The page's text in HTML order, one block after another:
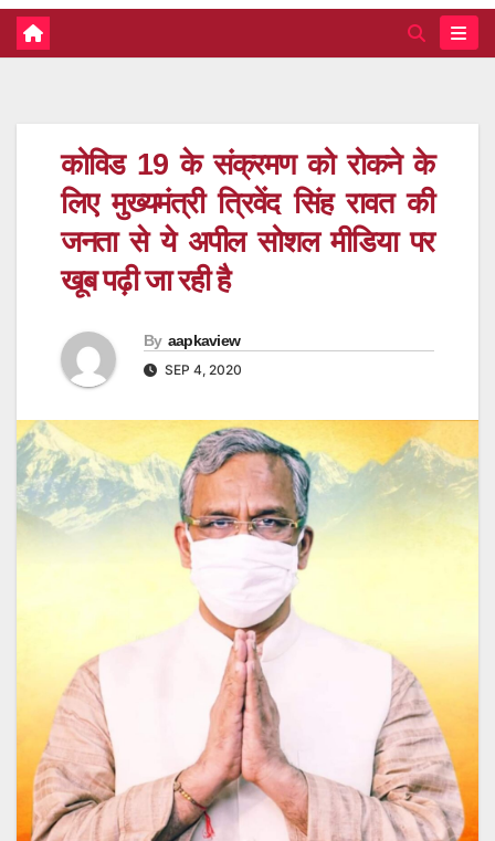
कोविड 19 के संक्रमण को रोकने के
लिए मुख्यमंत्री त्रिवेंद सिंह रावत की
जनता से ये अपील सोशल मीडिया पर
खूब पढ़ी जा रही है
By aapkaview
SEP 4, 2020